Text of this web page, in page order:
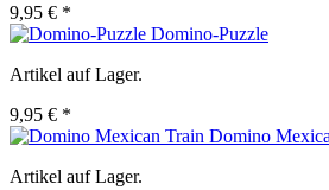
9,95 € *
Domino-Puzzle
Artikel auf Lager.
9,95 € *
Domino
Artikel auf Lager.